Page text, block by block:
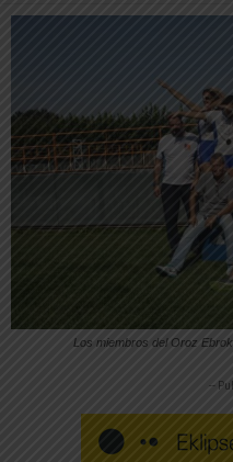
Los miembros del Oroz
--